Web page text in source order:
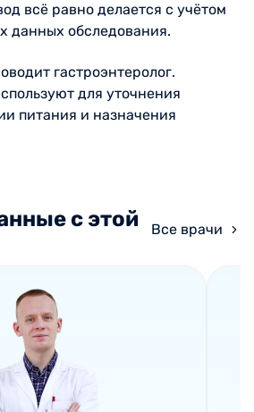
всё равно делается с учётом
данных обследования.
гастроэнтеролог.
для уточнения
питания и назначения
с этой
Все врачи